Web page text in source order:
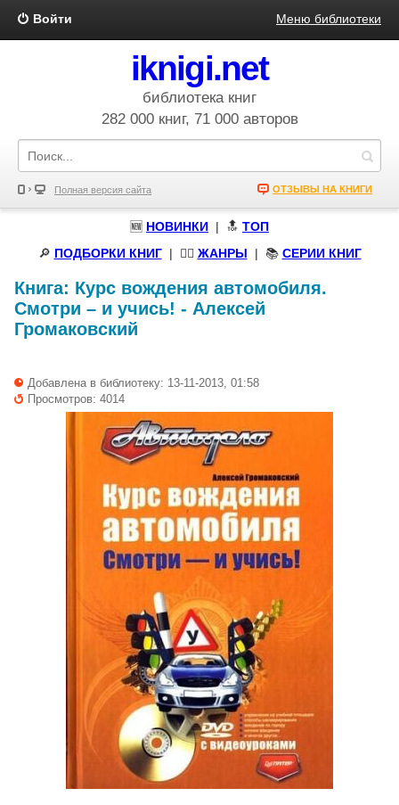
Войти Меню библиотеки
iknigi.net
библиотека книг
282 000 книг, 71 000 авторов
Полная версия сайта ОТЗЫВЫ НА КНИГИ
🆕 НОВИНКИ | 🔝 ТОП
🔎 ПОДБОРКИ КНИГ| 🧝‍♀️ ЖАНРЫ | 📚 СЕРИИ КНИГ
Книга: Курс вождения автомобиля.
Смотри – и учись! - Алексей
Громаковский
Добавлена в библиотеку: 13-11-2013, 01:58
Просмотров: 4014